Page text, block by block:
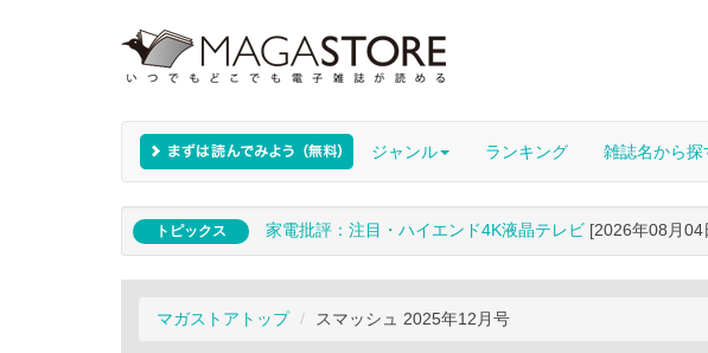
ジャンル ランキング 雑誌名から探
トピックス 家電批評：注目・ハイエンド4K液晶テレビ [2026年08月04
マガストアトップ スマッシュ 2025年12月号